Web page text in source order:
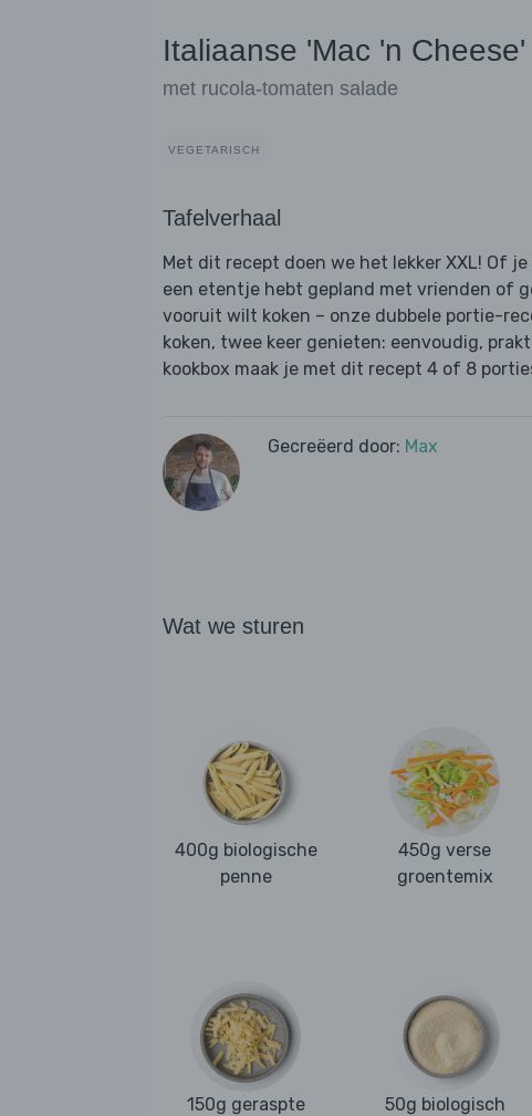
Italiaanse 'Mac 'n Cheese'
met rucola-tomaten salade
VEGETARISCH
Tafelverhaal
Met dit recept doen we het lekker XXL! Of
een etentje hebt gepland met vrienden of
vooruit wilt koken – onze dubbele portie-
koken, twee keer genieten: eenvoudig,
kookbox maak je met dit recept 4 of 8
Gecreëerd door: Max
Wat we sturen
400g biologische
penne
450g verse
groentemix
150g geraspte
50g biologisch